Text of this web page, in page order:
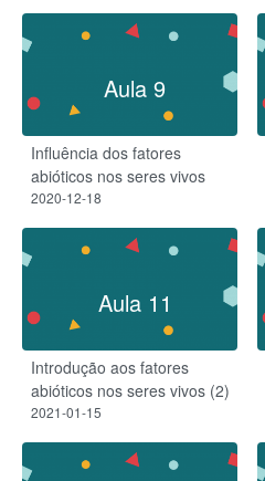
Aula 9
Influência dos fatores
abióticos nos seres vivos
2020-12-18
Aula 11
Introdução aos fatores
abióticos nos seres vivos (2)
2021-01-15